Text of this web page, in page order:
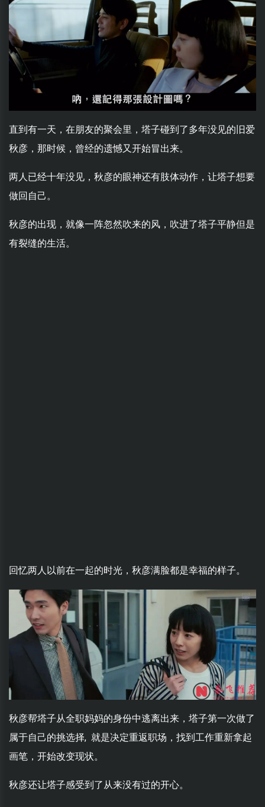
直到有一天，在朋友的聚会里，塔子碰到了多年没见的旧爱
秋彦，那时候，曾经的遗憾又开始冒出来。
两人已经十年没见，秋彦的眼神还有肢体动作，让塔子想要
做回自己。
秋彦的出现，就像一阵忽然吹来的风，吹进了塔子平静但是
有裂缝的生活。
回忆两人以前在一起的时光，秋彦满脸都是幸福的样子。
秋彦帮塔子从全职妈妈的身份中逃离出来，塔子第一次做了
属于自己的挑选择, 就是决定重返职场，找到工作重新拿起
画笔，开始改变现状。
秋彦还让塔子感受到了从来没有过的开心。